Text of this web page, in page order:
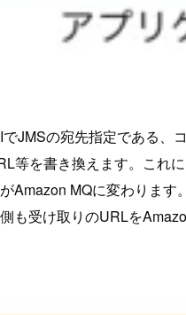
JMSの宛先指定である、
等を書き換えます。これ
Amazon MQに変わります
も受け取りのURLを